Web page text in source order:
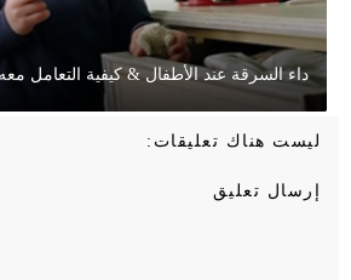
داء السرقة عند الأطفال & كيفية التعامل معه
ليست هناك تعليقات:
إرسال تعليق